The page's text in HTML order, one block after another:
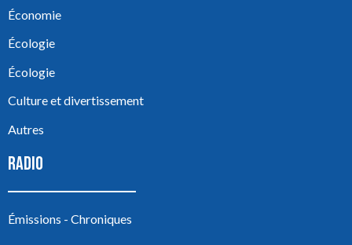
Économie
Écologie
Écologie
Culture et divertissement
Autres
RADIO
Émissions - Chroniques